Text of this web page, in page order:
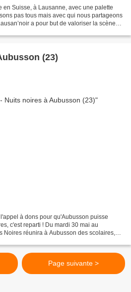
en Suisse, à Lausanne, avec une palette
pas tous mais avec qui nous partageons
a pour but de valoriser la scène
(23)
à dons pour qu'Aubusson puisse
c'est reparti ! Du mardi 30 mai au
Noires réunira à Aubusson des scolaires,
Page suivante >